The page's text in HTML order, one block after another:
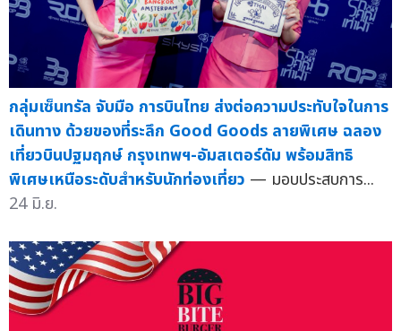
กลุ่มเซ็นทรัล จับมือ การบินไทย ส่งต่อความประทับใจในการ
เดินทาง ด้วยของที่ระลึก Good Goods ลายพิเศษ ฉลอง
เที่ยวบินปฐมฤกษ์ กรุงเทพฯ-อัมสเตอร์ดัม พร้อมสิทธิ
พิเศษเหนือระดับสำหรับนักท่องเที่ยว — มอบประสบการ...
24 มิ.ย.